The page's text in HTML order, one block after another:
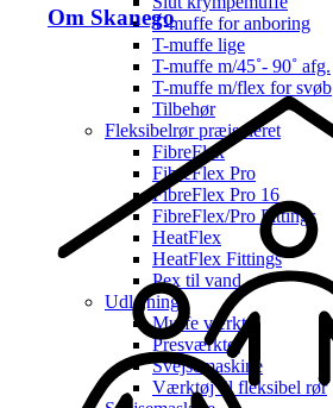
Om SkanegoT-muffe for anboring
T-muffe lige
T-muffe m/45˚- 90˚ afg.
T-muffe m/flex for svøb
Tilbehør
Fleksibelrør præisoleret
FibreFlex
FibreFlex Pro
FibreFlex Pro 16
FibreFlex/Pro Fittings
HeatFlex
HeatFlex Fittings
Pex til vand
Udlejning
Muffe værktøj
Presværktøj
Svejsemaskine
Værktøj til fleksibel rør